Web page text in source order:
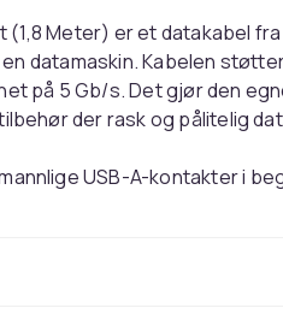
(1,8 Meter) er et datakabel
datamaskin. Kabelen
på 5 Gb/s. Det gjør den
der rask og pålitelig
USB-A-kontakter i
Kabelen er laget med
og lange
plass for tilkoblinger mellom